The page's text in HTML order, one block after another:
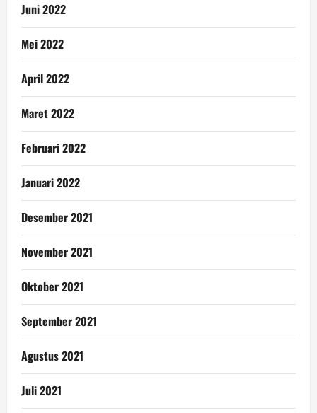
Juni 2022
Mei 2022
April 2022
Maret 2022
Februari 2022
Januari 2022
Desember 2021
November 2021
Oktober 2021
September 2021
Agustus 2021
Juli 2021